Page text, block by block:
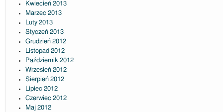
Kwiecień 2013
Marzec 2013
Luty 2013
Styczeń 2013
Grudzień 2012
Listopad 2012
Październik 2012
Wrzesień 2012
Sierpień 2012
Lipiec 2012
Czerwiec 2012
Maj 2012